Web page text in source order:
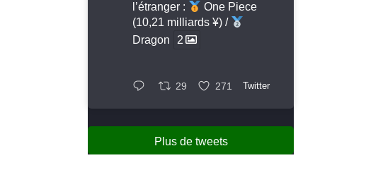
l’étranger :
One Piece
(10,21 milliards ¥) /
Dragon
2
29 271 Twitter
Plus de tweets